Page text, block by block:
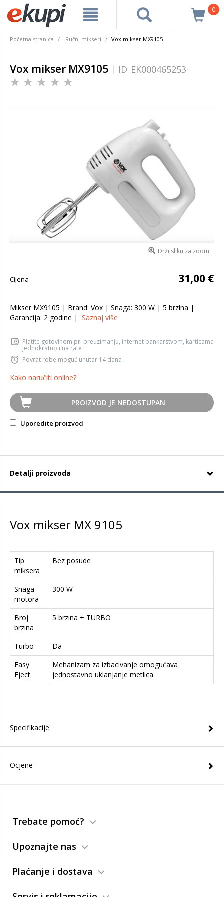
0
Početna stranica Ručni mikseri Vox mikser MX9105
Vox mikser MX9105 ID EK000465253
Drži sliku za zoom
Cijena 31,00 €
Mikser MX9105 | Brand: Vox | Snaga: 300 W | 5 brzina |
Garancija: 2 godine | Saznaj više
Platite gotovinom pri preuzimanju, internet bankarstvom, karticama
jednokratno i na rate
Povrat robe moguć unutar 14 dana
Kako naručiti online?
PROIZVOD JE NEDOSTUPAN
Uporedite proizvod
Detalji proizvoda
Vox mikser MX 9105
Tip
miksera
Bez posude
Snaga
motora
300 W
Broj
brzina
5 brzina + TURBO
Turbo
Da
Easy
Eject
Mehanizam za izbacivanje omogućava
jednostavno uklanjanje metlica
Specifikacije
Ocjene
Trebate pomoć?
Upoznajte nas
Plaćanje i dostava